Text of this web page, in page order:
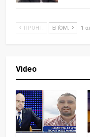
ΠΡΟΗΓ. ΕΠΌΜ. 1
Video